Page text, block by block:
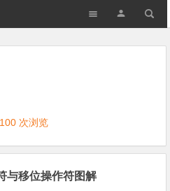
次浏览
与移位操作符图解